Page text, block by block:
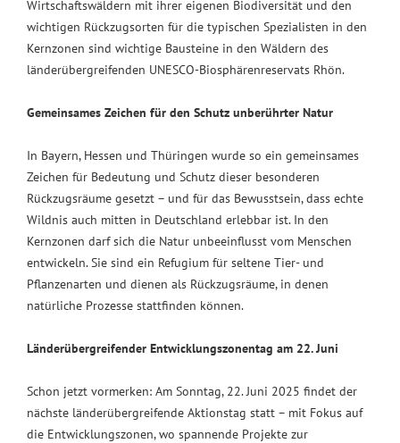
Wirtschaftswäldern mit ihrer eigenen Biodiversität und den
wichtigen Rückzugsorten für die typischen Spezialisten in den
Kernzonen sind wichtige Bausteine in den Wäldern des
länderübergreifenden UNESCO-Biosphärenreservats Rhön.
Gemeinsames Zeichen für den Schutz unberührter Natur
In Bayern, Hessen und Thüringen wurde so ein gemeinsames
Zeichen für Bedeutung und Schutz dieser besonderen
Rückzugsräume gesetzt – und für das Bewusstsein, dass echte
Wildnis auch mitten in Deutschland erlebbar ist. In den
Kernzonen darf sich die Natur unbeeinflusst vom Menschen
entwickeln. Sie sind ein Refugium für seltene Tier- und
Pflanzenarten und dienen als Rückzugsräume, in denen
natürliche Prozesse stattfinden können.
Länderübergreifender Entwicklungszonentag am 22. Juni
Schon jetzt vormerken: Am Sonntag, 22. Juni 2025 findet der
nächste länderübergreifende Aktionstag statt – mit Fokus auf
die Entwicklungszonen, wo spannende Projekte zur